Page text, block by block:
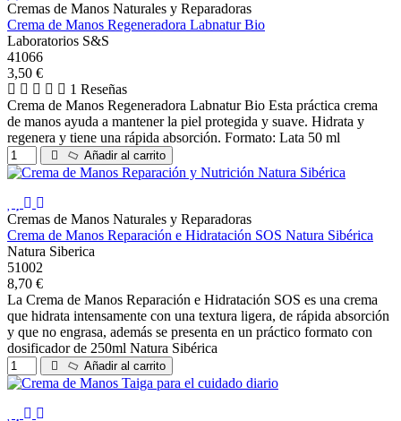
Cremas de Manos Naturales y Reparadoras
Crema de Manos Regeneradora Labnatur Bio
Laboratorios S&S
41066
3,50 €
1 Reseñas
Crema de Manos Regeneradora Labnatur Bio Esta práctica crema
de manos ayuda a mantener la piel protegida y suave. Hidrata y
regenera y tiene una rápida absorción. Formato: Lata 50 ml
Añadir al carrito
Cremas de Manos Naturales y Reparadoras
Crema de Manos Reparación e Hidratación SOS Natura Sibérica
Natura Siberica
51002
8,70 €
La Crema de Manos Reparación e Hidratación SOS es una crema
que hidrata intensamente con una textura ligera, de rápida absorción
y que no engrasa, además se presenta en un práctico formato con
dosificador de 250ml Natura Sibérica
Añadir al carrito